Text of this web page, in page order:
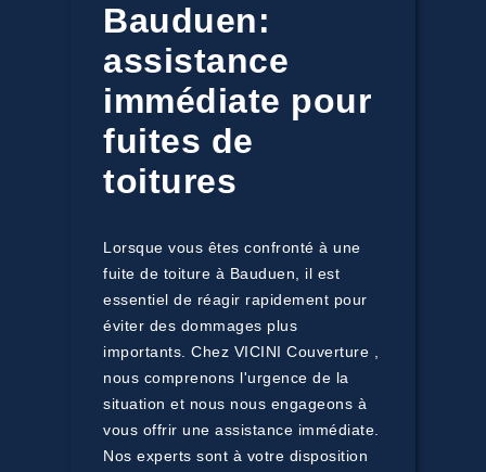
Bauduen:
assistance
immédiate pour
fuites de
toitures
Lorsque vous êtes confronté à une
fuite de toiture à Bauduen, il est
essentiel de réagir rapidement pour
éviter des dommages plus
importants. Chez VICINI Couverture ,
nous comprenons l'urgence de la
situation et nous nous engageons à
vous offrir une assistance immédiate.
Nos experts sont à votre disposition